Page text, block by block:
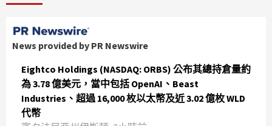
News provided by PR Newswire
Eightco Holdings (NASDAQ: ORBS) 公布其總持倉量約
為 3.78 億美元，當中包括 OpenAI、Beast
Industries、超過 16,000 枚以太幣及近 3.02 億枚 WLD
代幣